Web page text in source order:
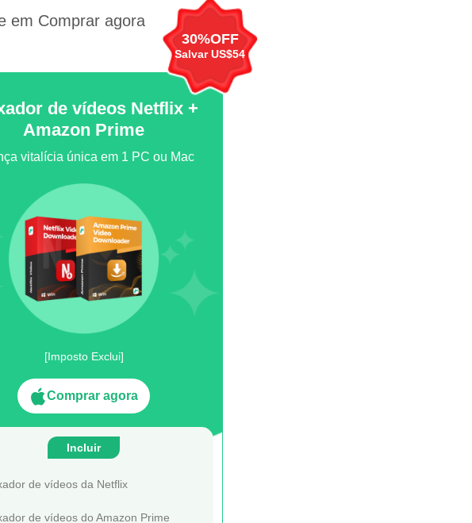
em Comprar agora
30%OFF
Salvar US$54
de vídeos Netflix +
Amazon Prime
vitalícia única em 1 PC ou Mac
[Imposto Exclui]
Comprar agora
Incluir
de vídeos da Netflix
de vídeos do Amazon Prime